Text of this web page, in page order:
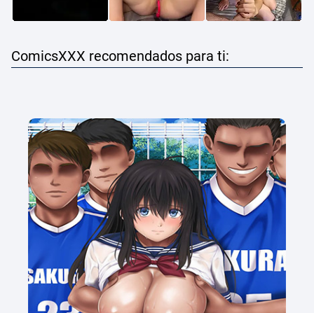
ComicsXXX recomendados para ti: